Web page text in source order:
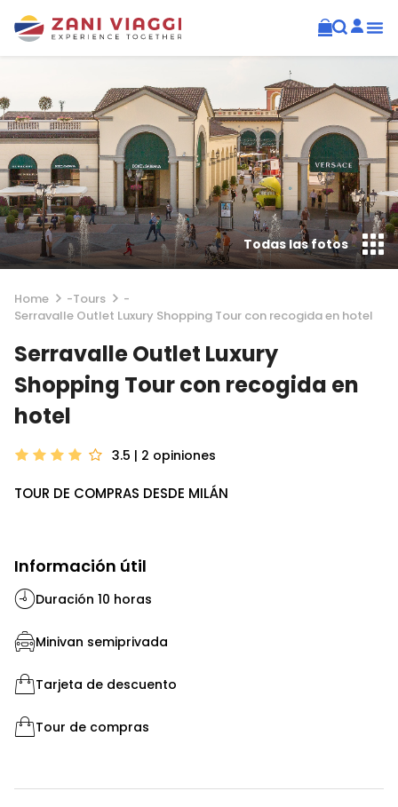
Home -Tours
-
Serravalle Outlet Luxury Shopping Tour con recogida en hotel
Serravalle Outlet Luxury
Shopping Tour con recogida en
hotel
3.5 | 2 opiniones
TOUR DE COMPRAS DESDE MILÁN
Todas las fotos
Información útil
Duración 10 horas
Minivan semiprivada
Tarjeta de descuento
Tour de compras